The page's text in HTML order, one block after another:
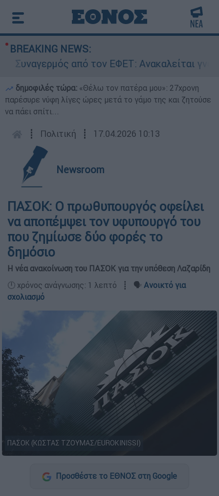
BREAKING NEWS:
από τον ΕΦΕΤ: Ανακαλείται
δημοφιλές τώρα: «Θέλω τον πατέρα μου»: 27χρονη
παρέσυρε νύφη λίγες ώρες μετά το γάμο της και ζητούσε
να πάει σπίτι...
┋ Πολιτική ┋ 17.04.2026 10:13
Newsroom
ΠΑΣΟΚ: Ο πρωθυπουργός οφείλει
να αποπέμψει τον υφυπουργό του
που ζημίωσε δύο φορές το
δημόσιο
Η νέα ανακοίνωση του ΠΑΣΟΚ για την υπόθεση Λαζαρίδη
🕛 χρόνος ανάγνωσης: 1 λεπτό ┋ 🗣️ Ανοικτό για
σχολιασμό
ΠΑΣΟΚ (ΚΩΣΤΑΣ ΤΖΟΥΜΑΣ/EUROKINISSI)
Προσθέστε το ΕΘΝΟΣ στη Google